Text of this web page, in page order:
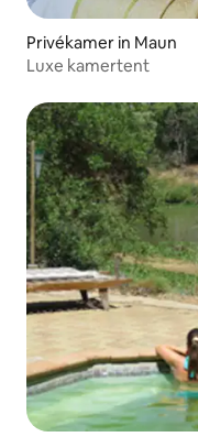
Privékamer in Maun
Luxe kamertent